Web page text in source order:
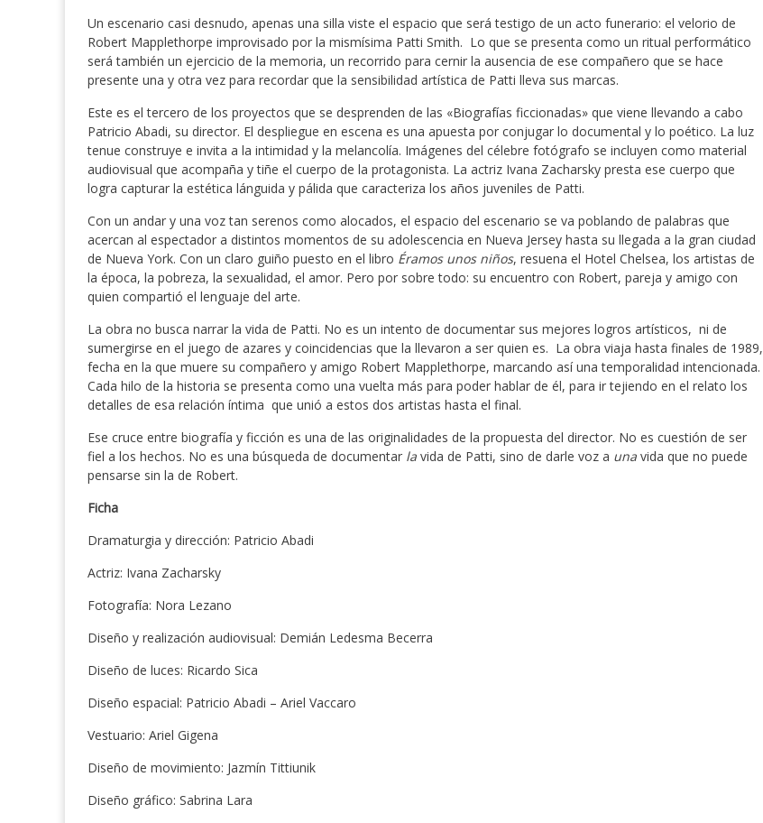
Un escenario casi desnudo, apenas una silla viste el espacio que será testigo de un acto funerario: el velorio de
Robert Mapplethorpe improvisado por la mismísima Patti Smith. Lo que se presenta como un ritual performático
será también un ejercicio de la memoria, un recorrido para cernir la ausencia de ese compañero que se hace
presente una y otra vez para recordar que la sensibilidad artística de Patti lleva sus marcas.
Este es el tercero de los proyectos que se desprenden de las «Biografías ficcionadas» que viene llevando a cabo
Patricio Abadi, su director. El despliegue en escena es una apuesta por conjugar lo documental y lo poético. La luz
tenue construye e invita a la intimidad y la melancolía. Imágenes del célebre fotógrafo se incluyen como material
audiovisual que acompaña y tiñe el cuerpo de la protagonista. La actriz Ivana Zacharsky presta ese cuerpo que
logra capturar la estética lánguida y pálida que caracteriza los años juveniles de Patti.
Con un andar y una voz tan serenos como alocados, el espacio del escenario se va poblando de palabras que
acercan al espectador a distintos momentos de su adolescencia en Nueva Jersey hasta su llegada a la gran ciudad
de Nueva York. Con un claro guiño puesto en el libro Éramos unos niños, resuena el Hotel Chelsea, los artistas de
la época, la pobreza, la sexualidad, el amor. Pero por sobre todo: su encuentro con Robert, pareja y amigo con
quien compartió el lenguaje del arte.
La obra no busca narrar la vida de Patti. No es un intento de documentar sus mejores logros artísticos, ni de
sumergirse en el juego de azares y coincidencias que la llevaron a ser quien es. La obra viaja hasta finales de 1989,
fecha en la que muere su compañero y amigo Robert Mapplethorpe, marcando así una temporalidad intencionada.
Cada hilo de la historia se presenta como una vuelta más para poder hablar de él, para ir tejiendo en el relato los
detalles de esa relación íntima que unió a estos dos artistas hasta el final.
Ese cruce entre biografía y ficción es una de las originalidades de la propuesta del director. No es cuestión de ser
fiel a los hechos. No es una búsqueda de documentar la vida de Patti, sino de darle voz a una vida que no puede
pensarse sin la de Robert.
Ficha
Dramaturgia y dirección: Patricio Abadi
Actriz: Ivana Zacharsky
Fotografía: Nora Lezano
Diseño y realización audiovisual: Demián Ledesma Becerra
Diseño de luces: Ricardo Sica
Diseño espacial: Patricio Abadi – Ariel Vaccaro
Vestuario: Ariel Gigena
Diseño de movimiento: Jazmín Tittiunik
Diseño gráfico: Sabrina Lara